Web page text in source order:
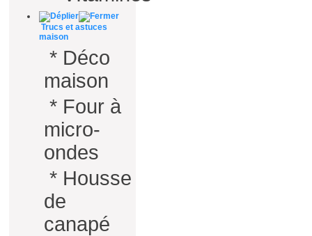
Trucs et astuces
maison
* Déco
maison
* Four à
micro-
ondes
* Housse
de
canapé